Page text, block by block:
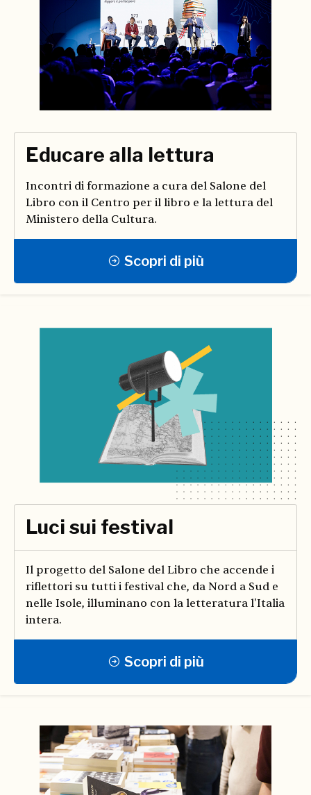
Educare alla lettura
Incontri di formazione a cura del Salone del
Libro con il Centro per il libro e la lettura del
Ministero della Cultura.
Scopri di più
Luci sui festival
Il progetto del Salone del Libro che accende i
riflettori su tutti i festival che, da Nord a Sud e
nelle Isole, illuminano con la letteratura l'Italia
intera.
Scopri di più